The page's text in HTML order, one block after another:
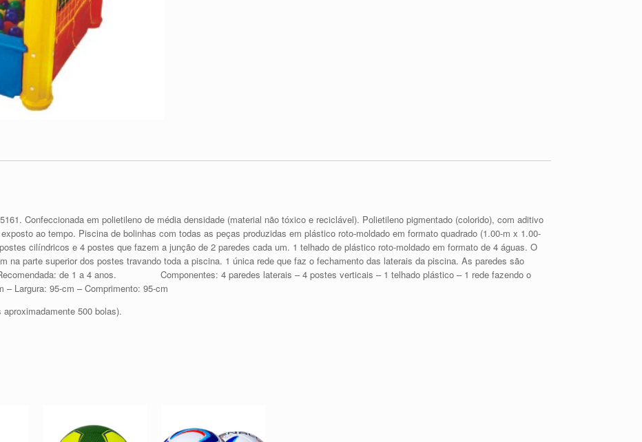
Confeccionada em polietileno de média densidade (material não tóxico e reciclável). Polietileno pigmentado (colorido), com aditivo
ao tempo. Piscina de bolinhas com todas as peças produzidas em plástico roto-moldado em formato quadrado (1.00-m x 1.00-
cilíndricos e 4 postes que fazem a junção de 2 paredes cada um. 1 telhado de plástico roto-moldado em formato de 4 águas. O
na parte superior dos postes travando toda a piscina. 1 única rede que faz o fechamento das laterais da piscina. As paredes são
de 1 a 4 anos. Componentes: 4 paredes laterais – 4 postes verticais – 1 telhado plástico – 1 rede fazendo o
Largura: 95-cm – Comprimento: 95-cm
500 bolas).